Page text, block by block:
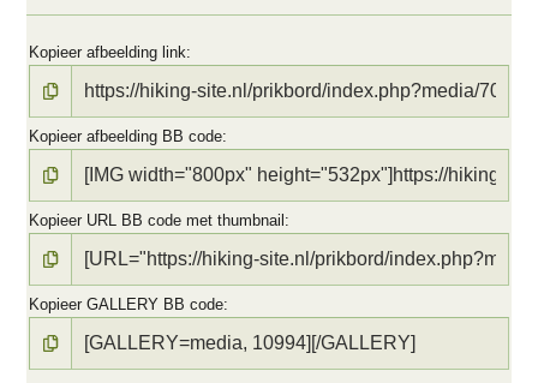
Kopieer afbeelding link
Kopieer afbeelding BB code
Kopieer URL BB code met thumbnail
Kopieer GALLERY BB code